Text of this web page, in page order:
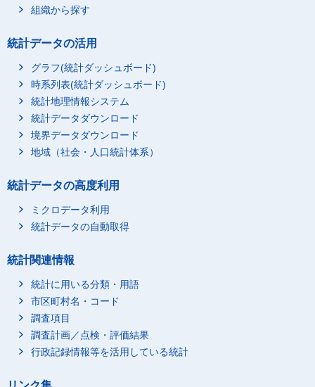
組織から探す
統計データの活用
グラフ(統計ダッシュボード)
時系列表(統計ダッシュボード)
統計地理情報システム
統計データダウンロード
境界データダウンロード
地域（社会・人口統計体系）
統計データの高度利用
ミクロデータ利用
統計データの自動取得
統計関連情報
統計に用いる分類・用語
市区町村名・コード
調査項目
調査計画／点検・評価結果
行政記録情報等を活用している統計